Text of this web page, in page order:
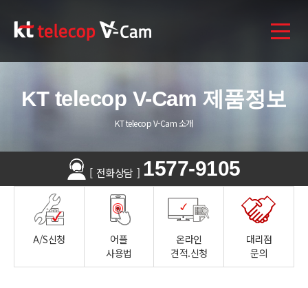
KT telecop V-Cam 제품정보
KT telecop V-Cam 소개
[ 전화상담 ] 1577-9105
A/S신청
어플
사용법
온라인
견적.신청
대리점
문의